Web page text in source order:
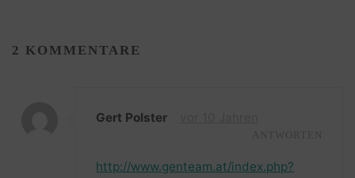
2 KOMMENTARE
Gert Polster
http://www.genteam.at/index.php?